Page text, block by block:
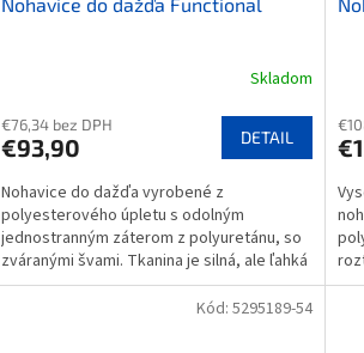
Skladom
€76,34 bez DPH
€93,90 DETAIL
Nohavice do dažďa vyrobené z
polyesterového úpletu s odolným
jednostranným záterom z polyuretánu, so
zváranými švami. Tkanina je silná, ale ľahká
a nehlučná. Zipsy na boku...
Kód: 5295189-54